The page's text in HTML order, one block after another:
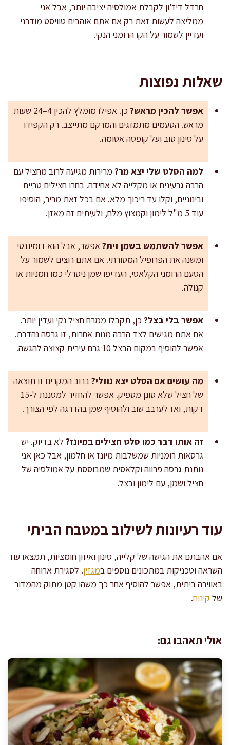
חרדל דיז’ון לקבלת אמולסיה יציבה יותר, אבל אני
ממליצה לעשות זאת רק אם אתם אוהבים טוויסט מודרני
ועדיין לשמור על הקו הרומני הנקי.
שאלות נפוצות
אפשר להכין מראש?
כן. אפילו מומלץ להכין 4–24 שעות
מראש. הטעמים מתמזגים והמרקם מתייצב. רק הקפידו
על סינון טוב ועל קופסה אטומה.
למה הסלט שלי יצא מר? מרירות מגיעה לרוב מחציל עם
הרבה גרעינים או מקלייה לא אחידה. בחרו חצילים טריים
ובינוניים, וקלו עד ריכוך מלא. אם בכל זאת מריר, הוסיפו
עוד 5 מ"ל לימון וקמצוץ מלח, ולעיתים זה מאזֵן.
אפשר להשתמש בשמן זית?אפשר, אבל הוא דומיננטי
ומשנה את הפרופיל המסורתי. אם אתם רוצים לשמור על
הטעם הרומני הקלאסי, העדיפו שמן ניטרלי כמו חמניות או
קנולה.
אפשר בלי בצל? כן, תקבלו ממרח חציל נקי ועדין יותר.
אם אתם מגישים לצד הרבה מנות אחרות, זו גרסה נהדרת.
אפשר להוסיף במקום הבצל 10 גרם עירית קצוצה להגשה.
מה עושים אם הסלט יצא נוזלי?ברוב המקרים זו תוצאה
של חציל שלא סונן מספיק. אפשר להחזיר למסננת ל-15
דקות, ואז לערבב שוב ולהוסיף שמן בהדרגה לפי הצורך.
זה אותו דבר כמו סלט חצילים במיונז? לא בדיוק. יש
גרסאות רומניות שמשלבות מיונז או חלמון, אבל כאן אני
נותנת גרסה פרווה וקלאסית שמבוססת על אמולסיה של
חציל ושמן, עם לימון ובצל.
עוד רעיונות לשילוב במטבח הביתי
אם אהבתם את הגישה של קלייה, סינון ואיזון חומציות, תמצאו עוד
השראה וטכניקות במתכונים נוספים במגזין. לסגירת ארוחה
באווירה ביתית, אפשר להוסיף אחר כך משהו קטן מתוק מהמדור
של קינוח.
אולי תאהבו גם: